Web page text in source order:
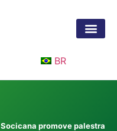
BR
Socicana promove palestra